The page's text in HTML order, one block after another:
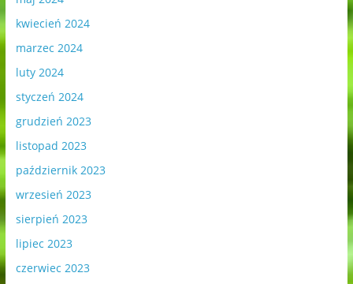
kwiecień 2024
marzec 2024
luty 2024
styczeń 2024
grudzień 2023
listopad 2023
październik 2023
wrzesień 2023
sierpień 2023
lipiec 2023
czerwiec 2023